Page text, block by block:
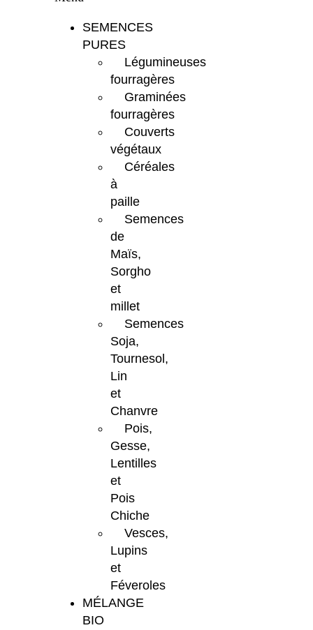
SEMENCES
PURES
Légumineuses
fourragères
Graminées
fourragères
Couverts
végétaux
Céréales
à
paille
Semences
de
Maïs,
Sorgho
et
millet
Semences
Soja,
Tournesol,
Lin
et
Chanvre
Pois,
Gesse,
Lentilles
et
Pois
Chiche
Vesces,
Lupins
et
Féveroles
MÉLANGE
BIO